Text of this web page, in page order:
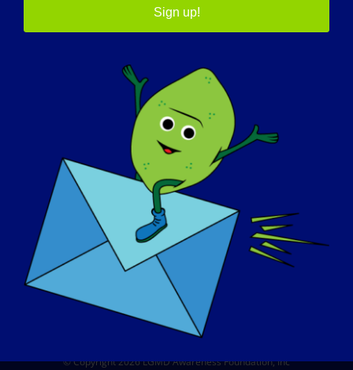
PLEINS FEUX SUR L'EUROPE
A PROPOS DE NOUS
EVÉNEMENTS
CONTACT
BOUTIQUE
FAIRE UN DON
© Copyright 2026 LGMD Awareness Foundation, Inc
Sign up!